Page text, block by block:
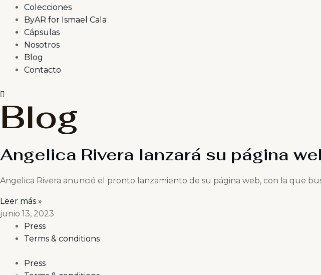
Colecciones
ByAR for Ismael Cala
Cápsulas
Nosotros
Blog
Contacto
Blog
Angelica Rivera lanzará su página
Angelica Rivera anunció el pronto lanzamiento de su página web, con la que
Leer más »
junio 13, 2023
Press
Terms & conditions
Press